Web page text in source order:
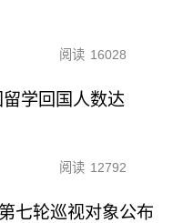
阅读 16028
学回国人数达
阅读 12792
七轮巡视对象公布